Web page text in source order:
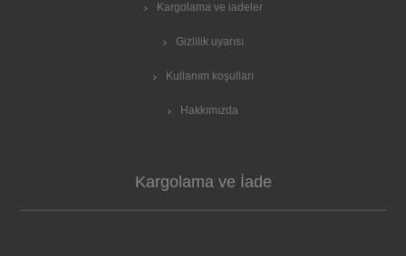
Kargolama ve iadeler
Gizlilik uyarısı
Kullanım koşulları
Hakkımızda
Kargolama ve İade